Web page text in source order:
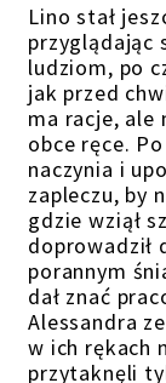
Linostał
przyglądając
ludziom, po
jak przed
ma racje, ale
obce ręce.
naczynia i
zapleczu, by
gdzie wziął
doprowadził
porannym
dał znać
Alessandra
w ich rękach
przytaknęli